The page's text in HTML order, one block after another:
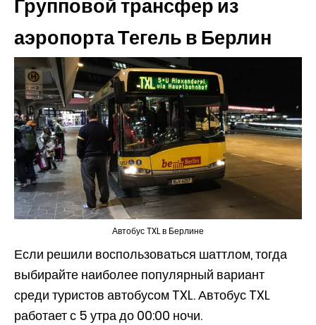
Групповой трансфер из
аэропорта Тегель в Берлин
Автобус TXL в Берлине
Если решили воспользоваться шаттлом, тогда
выбирайте наиболее популярный вариант
среди туристов автобусом TXL. Автобус TXL
работает с 5 утра до 00:00 ночи.